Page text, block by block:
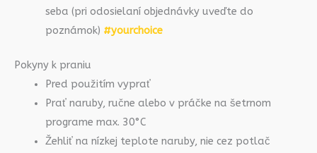
seba (pri odosielaní objednávky uveďte do
poznámok) #yourchoice
Pokyny k praniu
Pred použitím vyprať
Prať naruby, ručne alebo v práčke na šetrnom
programe max. 30°C
Žehliť na nízkej teplote naruby, nie cez potlač